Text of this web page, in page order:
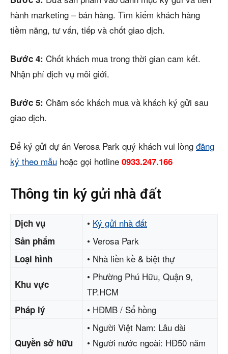
hành marketing – bán hàng. Tìm kiếm khách hàng
tiềm năng, tư vấn, tiếp và chốt giao dịch.
Bước 4: Chốt khách mua trong thời gian cam kết.
Nhận phí dịch vụ môi giới.
Bước 5: Chăm sóc khách mua và khách ký gửi sau
giao dịch.
Để ký gửi dự án Verosa Park quý khách vui lòng đăng
ký theo mẫu hoặc gọi hotline 0933.247.166
Thông tin ký gửi nhà đất
Dịch vụ • Ký gửi nhà đất
Sản phẩm • Verosa Park
Loại hình • Nhà liền kề & biệt thự
Khu vực
• Phường Phú Hữu, Quận 9,
TP.HCM
Pháp lý • HĐMB / Sổ hồng
Quyền sở hữu
• Người Việt Nam: Lâu dài
• Người nước ngoài: HĐ50 năm